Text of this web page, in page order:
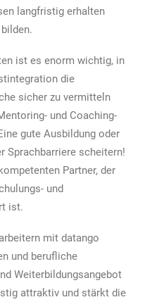
langfristig erhalten
ist es enorm wichtig, in
die
sicher zu vermitteln
und Coaching-
gute Ausbildung oder
Sprachbarriere scheitern!
Partner, der
und
ist.
mit datango
und berufliche
Weiterbildungsangebot
attraktiv und stärkt die